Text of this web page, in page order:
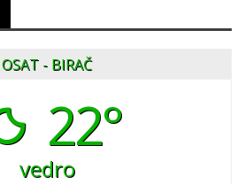
OSAT - BIRAČ
22°
vedro